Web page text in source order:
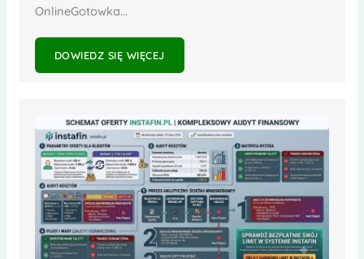
OnlineGotowka...
DOWIEDZ SIĘ WIĘCEJ